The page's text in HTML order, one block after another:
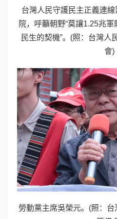
台灣人民守護民主正義連
院，呼籲朝野“莫讓1.25兆
民生的契機”。(照：台灣人
會)
勞動黨主席吳榮元。(照：